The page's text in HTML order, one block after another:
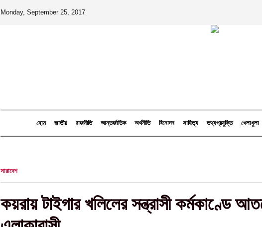
Monday, September 25, 2017
হোম জাতীয় রাজনীতি আন্তর্জাতিক অর্থনীতি বিনোদন সাহিত্য তথ্যপ্রযুক্তি খেলাধুলা
সারাদেশ
কয়রায় টাইগার খলিলের সন্ত্রাসী কর্মকাণ্ডে